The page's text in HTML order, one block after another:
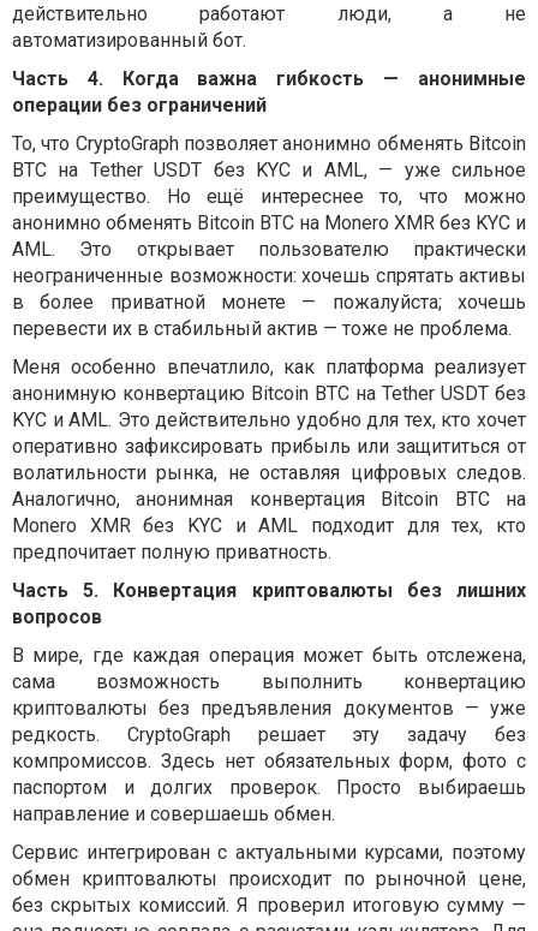
действительно работают люди, а не
автоматизированный бот.
Часть 4. Когда важна гибкость — анонимные
операции без ограничений
То, что CryptoGraph позволяет анонимно обменять Bitcoin
BTC на Tether USDT без KYC и AML, — уже сильное
преимущество. Но ещё интереснее то, что можно
анонимно обменять Bitcoin BTC на Monero XMR без KYC и
AML. Это открывает пользователю практически
неограниченные возможности: хочешь спрятать активы
в более приватной монете — пожалуйста; хочешь
перевести их в стабильный актив — тоже не проблема.
Меня особенно впечатлило, как платформа реализует
анонимную конвертацию Bitcoin BTC на Tether USDT без
KYC и AML. Это действительно удобно для тех, кто хочет
оперативно зафиксировать прибыль или защититься от
волатильности рынка, не оставляя цифровых следов.
Аналогично, анонимная конвертация Bitcoin BTC на
Monero XMR без KYC и AML подходит для тех, кто
предпочитает полную приватность.
Часть 5. Конвертация криптовалюты без лишних
вопросов
В мире, где каждая операция может быть отслежена,
сама возможность выполнить конвертацию
криптовалюты без предъявления документов — уже
редкость. CryptoGraph решает эту задачу без
компромиссов. Здесь нет обязательных форм, фото с
паспортом и долгих проверок. Просто выбираешь
направление и совершаешь обмен.
Сервис интегрирован с актуальными курсами, поэтому
обмен криптовалюты происходит по рыночной цене,
без скрытых комиссий. Я проверил итоговую сумму —